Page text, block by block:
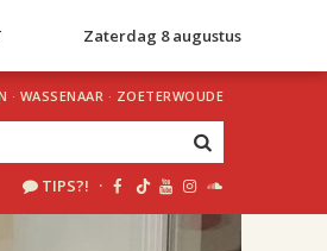
Zaterdag 8 augustus
· WASSENAAR · ZOETERWOUDE
TIPS?! ·
uur 1 van 2